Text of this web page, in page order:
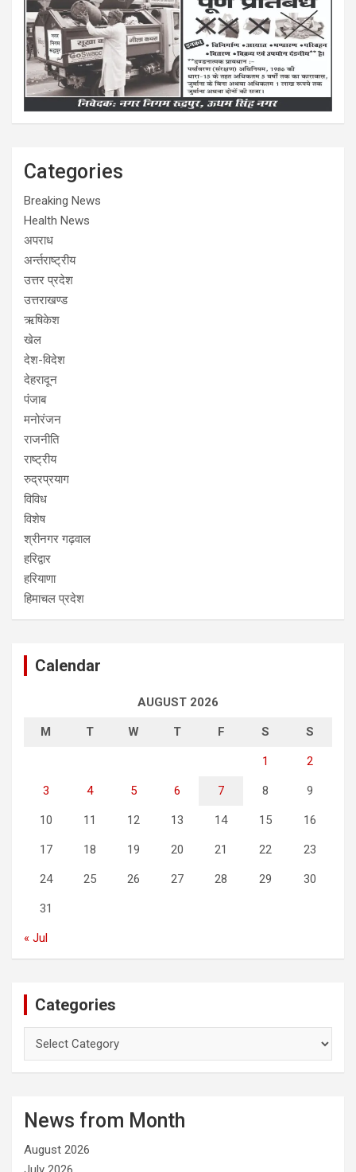
Categories
Breaking News
Health News
अपराध
अर्न्तराष्ट्रीय
उत्तर प्रदेश
उत्तराखण्ड
ऋषिकेश
खेल
देश-विदेश
देहरादून
पंजाब
मनोरंजन
राजनीति
राष्ट्रीय
रुद्रप्रयाग
विविध
विशेष
श्रीनगर गढ़वाल
हरिद्वार
हरियाणा
हिमाचल प्रदेश
Calendar
AUGUST 2026
M T W T F S S
1 2
3 4 5 6 7 8 9
10 11 12 13 14 15 16
17 18 19 20 21 22 23
24 25 26 27 28 29 30
31
« Jul
Categories
o
i
e
News from Month
August 2026